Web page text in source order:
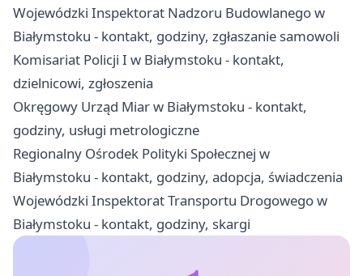
Wojewódzki Inspektorat Nadzoru Budowlanego w
Białymstoku - kontakt, godziny, zgłaszanie samowoli
Komisariat Policji I w Białymstoku - kontakt,
dzielnicowi, zgłoszenia
Okręgowy Urząd Miar w Białymstoku - kontakt,
godziny, usługi metrologiczne
Regionalny Ośrodek Polityki Społecznej w
Białymstoku - kontakt, godziny, adopcja, świadczenia
Wojewódzki Inspektorat Transportu Drogowego w
Białymstoku - kontakt, godziny, skargi